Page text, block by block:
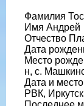
Фамилия
Имя Андрей
Отчество
Дата
Место
н, с.
Дата и
РВК,